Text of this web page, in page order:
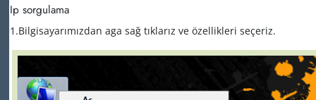
Ip sorgulama
1.Bilgisayarımızdan aga sağ tıklarız ve özellikleri seçeriz.